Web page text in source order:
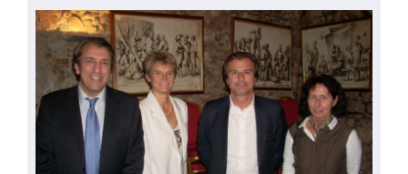
REUNION DU 25 MAI 2018